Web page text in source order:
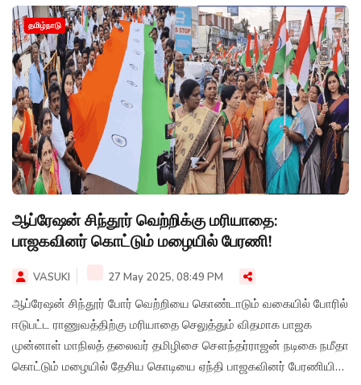
தமிழ்நாடு
ஆப்ரேஷன் சிந்தூர் வெற்றிக்கு மரியாதை:
பாஜகவினர் கொட்டும் மழையில் பேரணி!
VASUKI 27 May 2025, 08:49 PM
ஆப்ரேஷன் சிந்தூர் போர் வெற்றியை கொண்டாடும் வகையில் போரில்
ஈடுபட்ட ராணுவத்திற்கு மரியாதை செலுத்தும் விதமாக பாஜக
முன்னாள் மாநிலத் தலைவர் தமிழிசை சௌந்தர்ராஜன் நடிகை நமீதா
கொட்டும் மழையில் தேசிய கொடியை ஏந்தி பாஜகவினர் பேரணியில்